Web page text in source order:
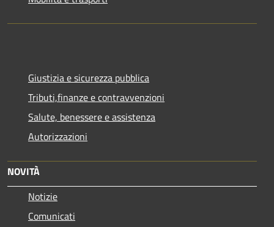
Giustizia e sicurezza pubblica
Tributi,finanze e contravvenzioni
Salute, benessere e assistenza
Autorizzazioni
NOVITÀ
Notizie
Comunicati